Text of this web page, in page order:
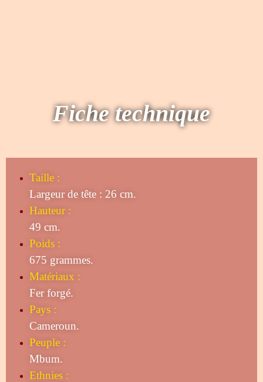
Fiche technique
Taille :
Largeur de tête : 26 cm.
Hauteur :
49 cm.
Poids :
675 grammes.
Matériaux :
Fer forgé.
Pays :
Cameroun.
Peuple :
Mbum.
Ethnies :